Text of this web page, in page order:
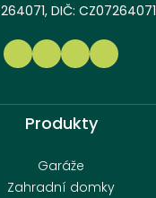
DIČ: CZ07264071
Produkty
Garáže
Zahradní domky